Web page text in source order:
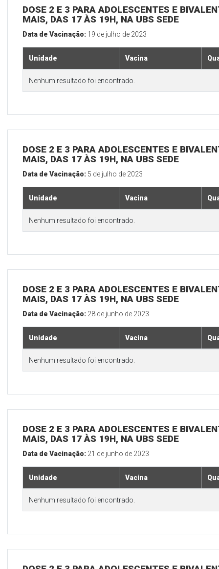
DOSE 2 E 3 PARA ADOLESCENTES E
MAIS, DAS 17 ÀS 19H, NA UBS SEDE
Data de Vacinação: 19 de julho de 2023
Unidade Vacina
Nenhum resultado foi encontrado.
DOSE 2 E 3 PARA ADOLESCENTES E
MAIS, DAS 17 ÀS 19H, NA UBS SEDE
Data de Vacinação: 5 de julho de 2023
Unidade Vacina
Nenhum resultado foi encontrado.
DOSE 2 E 3 PARA ADOLESCENTES E
MAIS, DAS 17 ÀS 19H, NA UBS SEDE
Data de Vacinação: 28 de junho de 2023
Unidade Vacina
Nenhum resultado foi encontrado.
DOSE 2 E 3 PARA ADOLESCENTES E
MAIS, DAS 17 ÀS 19H, NA UBS SEDE
Data de Vacinação: 21 de junho de 2023
Unidade Vacina
Nenhum resultado foi encontrado.